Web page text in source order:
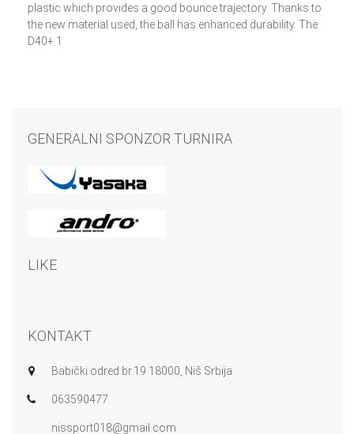
plastic which provides a good bounce trajectory. Thanks to
the new material used, the ball has enhanced durability. The
D40+ 1
GENERALNI SPONZOR TURNIRA
LIKE
KONTAKT
Babički odred br.19 18000, Niš Srbija
063590477
nissport018@gmail.com